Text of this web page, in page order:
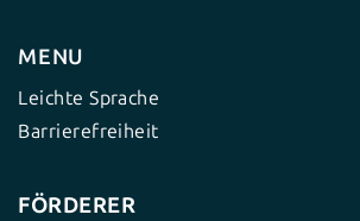
MENU
Leichte Sprache
Barrierefreiheit
FÖRDERER